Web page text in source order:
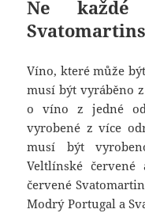
Ne
Víno, které může
musí být vyráběno
o víno z jedné
vyrobené z více
musí být
Veltlínské
červené
Modrý Portugal a